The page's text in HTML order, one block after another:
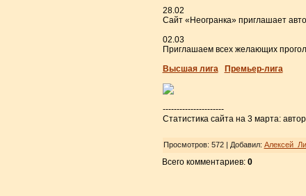
28.02
Сайт «Неогранка» приглашает
02.03
Приглашаем всех желающих
Высшая лига
Премьер-лига
----------------------
Статистика сайта на 3 марта:
Просмотров: 572 | Добавил:
Всего комментариев: 0